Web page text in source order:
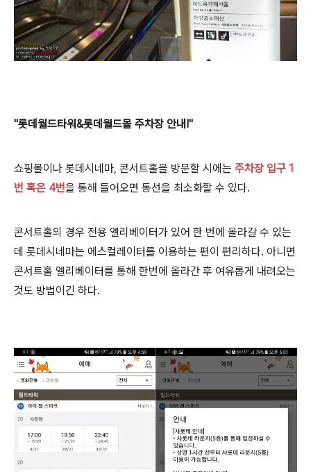
"롯데월드타워&롯데월드몰 주차장 안내!"
쇼핑몰이나 롯데시네마, 콘서트홀을 방문할 시에는 주차장 입구 1
번 혹은 4번을 통해 들어오면 동선을 최소화할 수 있다.
콘서트홀의 경우 전용 엘리베이터가 있어 한 번에 올라갈 수 있는
데 롯데시네마는 에스컬레이터를 이용하는 편이 편리하다. 아니면
콘서트홀 엘리베이터를 통해 한번에 올라간 후 여유롭게 내려오는
것도 방법이긴 하다.